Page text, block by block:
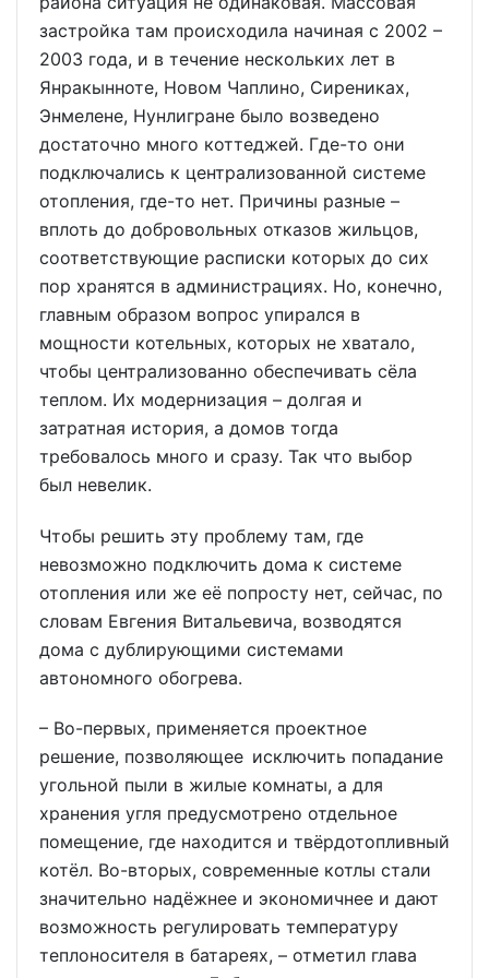
застройка там происходила начиная с 2002 –
2003 года, и в течение нескольких лет в
Янракынноте, Новом Чаплино, Сирениках,
Энмелене, Нунлигране было возведено
достаточно много коттеджей. Где-то они
подключались к централизованной системе
отопления, где-то нет. Причины разные –
вплоть до добровольных отказов жильцов,
соответствующие расписки которых до сих
пор хранятся в администрациях. Но, конечно,
главным образом вопрос упирался в
мощности котельных, которых не хватало,
чтобы централизованно обеспечивать сёла
теплом. Их модернизация – долгая и
затратная история, а домов тогда
требовалось много и сразу. Так что выбор
был невелик.
Чтобы решить эту проблему там, где
невозможно подключить дома к системе
отопления или же её попросту нет, сейчас, по
словам Евгения Витальевича, возводятся
дома с дублирующими системами
автономного обогрева.
– Во-первых, применяется проектное
решение, позволяющее исключить попадание
угольной пыли в жилые комнаты, а для
хранения угля предусмотрено отдельное
помещение, где находится и твёрдотопливный
котёл. Во-вторых, современные котлы стали
значительно надёжнее и экономичнее и дают
возможность регулировать температуру
теплоносителя в батареях, – отметил глава